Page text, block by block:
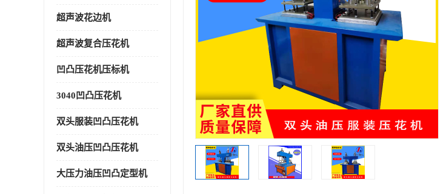
超声波花边机
超声波复合压花机
凹凸压花机压标机
3040凹凸压花机
双头服装凹凸压花机
双头油压凹凸压花机
大压力油压凹凸定型机